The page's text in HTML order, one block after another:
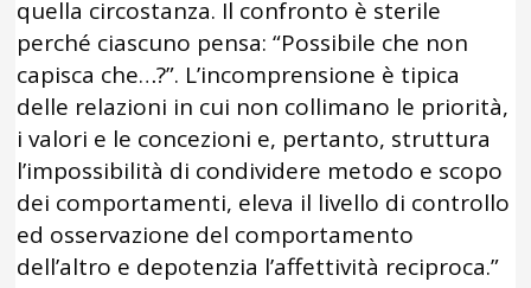
quella circostanza. Il confronto è sterile
perché ciascuno pensa: “Possibile che non
capisca che…?”. L’incomprensione è tipica
delle relazioni in cui non collimano le priorità,
i valori e le concezioni e, pertanto, struttura
l’impossibilità di condividere metodo e scopo
dei comportamenti, eleva il livello di controllo
ed osservazione del comportamento
dell’altro e depotenzia l’affettività reciproca.”